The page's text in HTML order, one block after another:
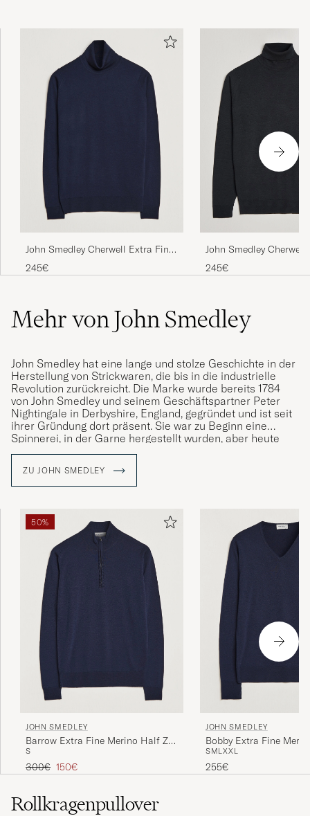
Sehr gute Qualität. Top Passform. 50=L
LUDWIG S GEKAUFT AM AUF CAREOFCARL.DE
Bra passform, skön kvalitet.
FREDRIK L GEKAUFT AM AUF CAREOFCARL.SE
John Smedley Cherwell Extra Fine
Merino Rollneck Midnight
245€
John Smedley Cherwell
Merino Rollneck Black
245€
Mehr von John Smedley
John Smedley hat eine lange und stolze Geschichte in der
Herstellung von Strickwaren, die bis in die industrielle
Revolution zurückreicht. Die Marke wurde bereits 1784
von John Smedley und seinem Geschäftspartner Peter
Nightingale in Derbyshire, England, gegründet und ist seit
ihrer Gründung dort präsent. Sie war zu Beginn eine
Spinnerei, in der Garne hergestellt wurden, aber heute
sind Sie auf fein gestrickte und exklusive Kleidungsstücke
ZU JOHN SMEDLEY
50%
JOHN SMEDLEY
Barrow Extra Fine Merino Half Zip
Midnight
S
Regulärer Preis
300€ Reduzierter Preis
150€
JOHN SMEDLEY
Bobby Extra Fine
Pullover Midnight
SMLXXL
255€
Rollkragenpullover